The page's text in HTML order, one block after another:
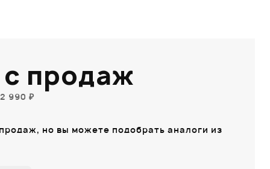
продаж
990 ₽
но вы можете подобрать аналоги из